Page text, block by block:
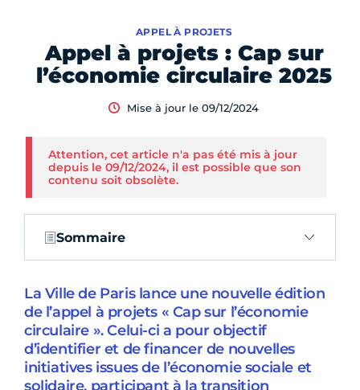
Appel à projets : Cap sur
l’économie circulaire 2025
APPEL À PROJETS
Mise à jour le 09/12/2024
Attention, cet article n'a pas été mis à jour
depuis le 09/12/2024, il est possible que son
contenu soit obsolète.
Sommaire
La Ville de Paris lance une nouvelle édition
de l’appel à projets « Cap sur l’économie
circulaire ». Celui-ci a pour objectif
d’identifier et de financer de nouvelles
initiatives issues de l’économie sociale et
solidaire, participant à la transition